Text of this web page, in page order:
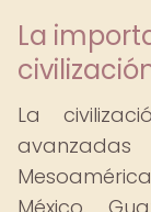
La
La